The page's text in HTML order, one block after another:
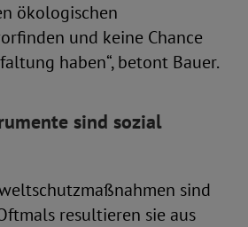
ökologischen
und keine Chance
haben“, betont Bauer.
sind sozial
sind
resultieren sie aus